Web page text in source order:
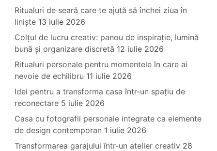
Ritualuri de seară care te ajută să închei ziua în
liniște 13 iulie 2026
Colțul de lucru creativ: panou de inspirație, lumină
bună și organizare discretă 12 iulie 2026
Ritualuri personale pentru momentele în care ai
nevoie de echilibru 11 iulie 2026
Idei pentru a transforma casa într-un spațiu de
reconectare 5 iulie 2026
Casa cu fotografii personale integrate ca elemente
de design contemporan 1 iulie 2026
Transformarea garajului într-un atelier creativ 28